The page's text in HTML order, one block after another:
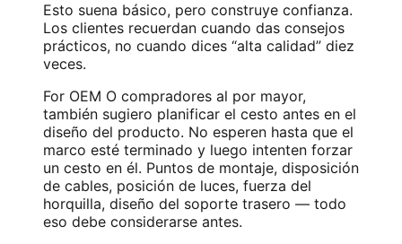
Esto suena básico, pero construye confianza.
Los clientes recuerdan cuando das consejos
prácticos, no cuando dices “alta calidad” diez
veces.
For OEM O compradores al por mayor,
también sugiero planificar el cesto antes en el
diseño del producto. No esperen hasta que el
marco esté terminado y luego intenten forzar
un cesto en él. Puntos de montaje, disposición
de cables, posición de luces, fuerza del
horquilla, diseño del soporte trasero — todo
eso debe considerarse antes.